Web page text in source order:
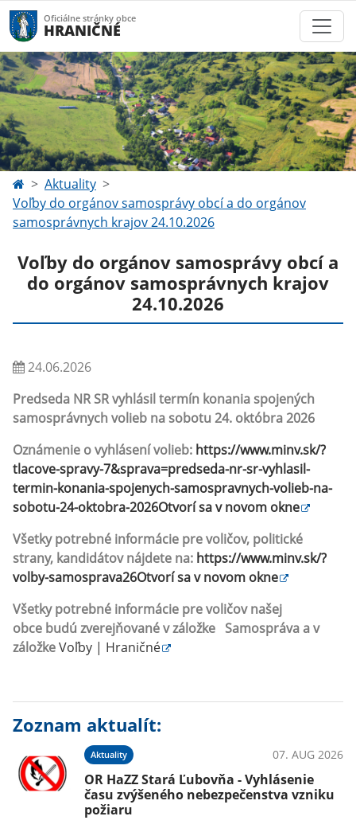
Oficiálne stránky obce
HRANIČNÉ
Aktuality
Voľby do orgánov samosprávy obcí a do orgánov
samosprávnych krajov 24.10.2026
Voľby do orgánov samosprávy obcí a
do orgánov samosprávnych krajov
24.10.2026
24.06.2026
Predseda NR SR vyhlásil termín konania spojených
samosprávnych volieb na sobotu 24. októbra 2026
Oznámenie o vyhlásení volieb: https://www.minv.sk/?
tlacove-spravy-7&sprava=predseda-nr-sr-vyhlasil-
termin-konania-spojenych-samospravnych-volieb-na-
sobotu-24-oktobra-2026Otvorí sa v novom okne
Všetky potrebné informácie pre voličov, politické
strany, kandidátov nájdete na: https://www.minv.sk/?
volby-samosprava26Otvorí sa v novom okne
Všetky potrebné informácie pre voličov našej
obce budú zverejňované v záložke Samosprávaa v
záložkeVoľby | Hraničné
Zoznam aktualít:
Aktuality 07. AUG 2026
OR HaZZ Stará Ľubovňa - Vyhlásenie
času zvýšeného nebezpečenstva vzniku
požiaru